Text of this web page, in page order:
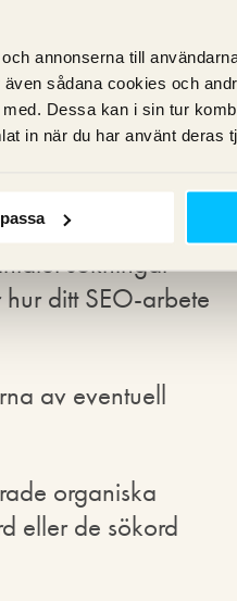
annonserna till
sådana cookies och
Dessa kan i sin tur
in när du har använt deras
på när du
aggregerade
sökningar
ditt SEO-arbete
av eventuell
organiska
eller de sökord